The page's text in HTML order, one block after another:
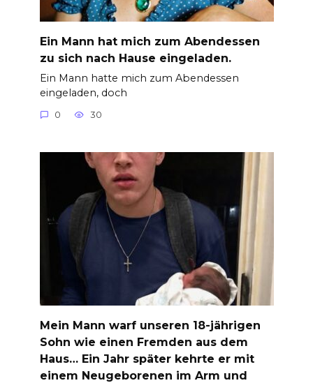
Ein Mann hat mich zum Abendessen
zu sich nach Hause eingeladen.
Ein Mann hatte mich zum Abendessen
eingeladen, doch
0 30
Mein Mann warf unseren 18-jährigen
Sohn wie einen Fremden aus dem
Haus… Ein Jahr später kehrte er mit
einem Neugeborenen im Arm und